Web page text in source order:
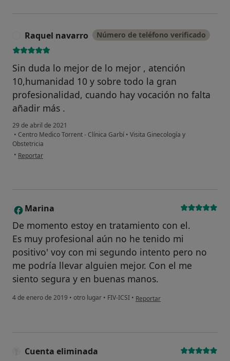
Raquel navarro Número de teléfono verificado
Sin duda lo mejor de lo mejor , atención
10,humanidad 10 y sobre todo la gran
profesionalidad, cuando hay vocación no falta
añadir más .
29 de abril de 2021
• Centro Medico Torrent - Clínica Garbí • Visita Ginecología y
Obstetricia
• en opinión del usuario Raquel navarro
Reportar
M Marina
De momento estoy en tratamiento con el.
Es muy profesional aún no he tenido mi
positivo' voy con mi segundo intento pero no
me podría llevar alguien mejor. Con el me
siento segura y en buenas manos.
4 de enero de 2019 • otro lugar • FIV-ICSI • en opinión del usuario Marina
Reportar
Cuenta eliminada
o chatbot de IA para hablar
sobre un tema emocional o
psicológico?
Sí, varias veces
Sí, una vez
No, y no confío en ello